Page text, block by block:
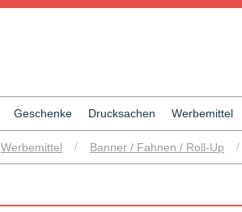
Geschenke Drucksachen Werbemittel
Werbemittel / Banner / Fahnen / Roll-Up /